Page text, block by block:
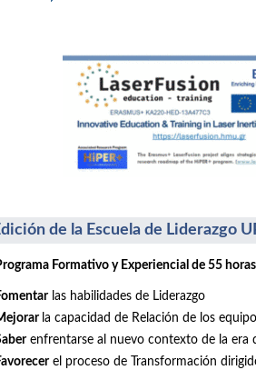
de la Escuela de Liderazgo
Formativo y Experiencial de 55
las habilidades de Liderazgo
la capacidad de Relación de los
enfrentarse al nuevo contexto de la era
el proceso de Transformación